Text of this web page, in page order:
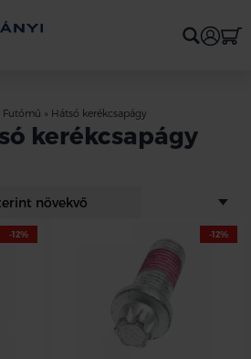
Futómű » Hátsó kerékcsapágy
kerékcsapágy
-12% -12%